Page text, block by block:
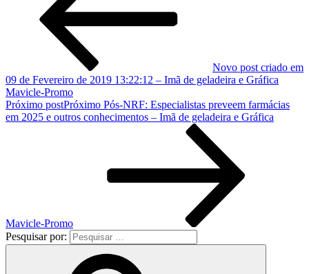
Novo post criado em
09 de Fevereiro de 2019 13:22:12 – Imã de geladeira e Gráfica
Mavicle-Promo
Próximo postPróximo Pós-NRF: Especialistas preveem farmácias
em 2025 e outros conhecimentos – Imã de geladeira e Gráfica
Mavicle-Promo
Pesquisar por: